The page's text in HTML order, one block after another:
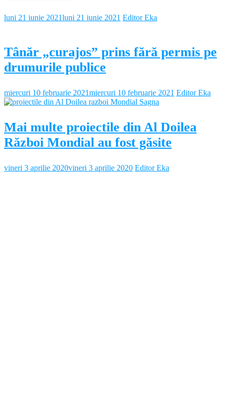
luni 21 iunie 2021luni 21 iunie 2021 Editor Eka
Tânăr „curajos” prins fără permis pe
drumurile publice
miercuri 10 februarie 2021miercuri 10 februarie 2021 Editor Eka
Mai multe proiectile din Al Doilea
Război Mondial au fost găsite
vineri 3 aprilie 2020vineri 3 aprilie 2020 Editor Eka